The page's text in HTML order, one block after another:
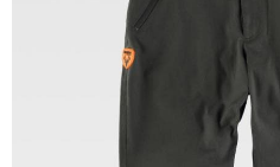
Tallas: S, M, L, XL, XXL, 3XL